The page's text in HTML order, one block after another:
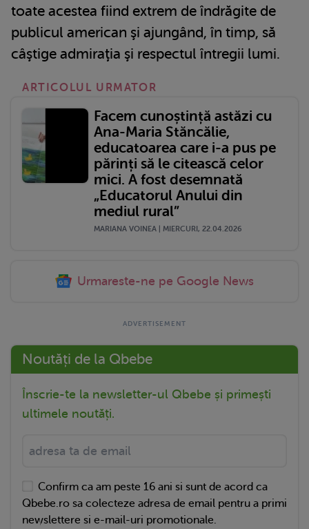
toate acestea fiind extrem de îndrăgite de
publicul american şi ajungând, în timp, să
câştige admiraţia şi respectul întregii lumi.
ARTICOLUL URMATOR
Facem cunoștință astăzi cu
Ana-Maria Stăncălie,
educatoarea care i-a pus pe
părinți să le citească celor
mici. A fost desemnată
„Educatorul Anului din
mediul rural”
MARIANA VOINEA | MIERCURI, 22.04.2026
Urmareste-ne pe Google News
Noutăți de la Qbebe
Înscrie-te la newsletter-ul Qbebe și primești
ultimele noutăți.
Confirm ca am peste 16 ani si sunt de acord ca
Qbebe.ro sa colecteze adresa de email pentru a primi
newslettere si e-mail-uri promotionale.